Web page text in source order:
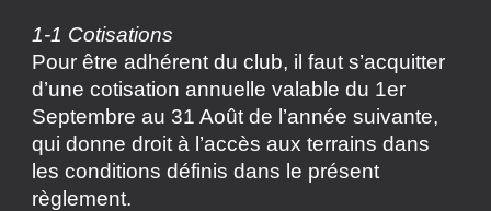
1-1 Cotisations
Pour être adhérent du club, il faut s’acquitter
d’une cotisation annuelle valable du 1er
Septembre au 31 Août de l’année suivante,
qui donne droit à l’accès aux terrains dans
les conditions définis dans le présent
règlement.